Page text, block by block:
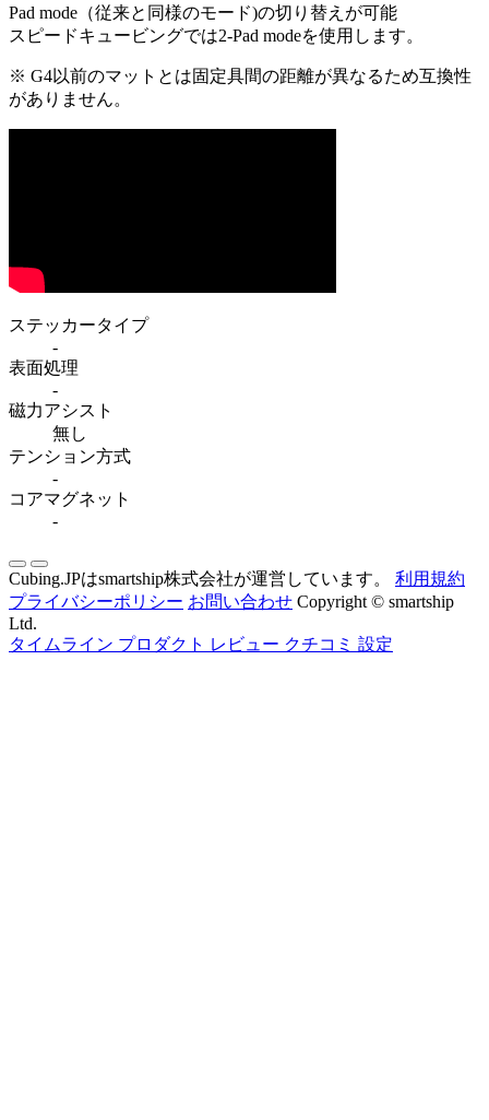
Pad mode（従来と同様のモード)の切り替えが可能
スピードキュービングでは2-Pad modeを使用します。
※ G4以前のマットとは固定具間の距離が異なるため互換性
がありません。
ステッカータイプ
-
表面処理
-
磁力アシスト
無し
テンション方式
-
コアマグネット
-
Cubing.JPはsmartship株式会社が運営しています。
利用規約
プライバシーポリシー お問い合わせ Copyright © smartship
Ltd.
タイムライン プロダクト レビュー クチコミ 設定